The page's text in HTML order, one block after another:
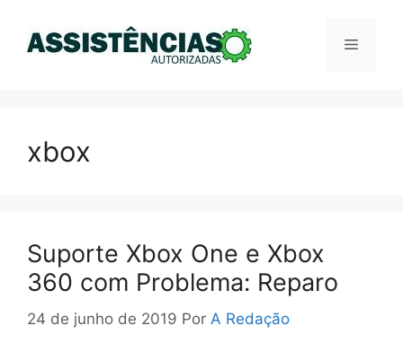
Menu
xbox
Suporte Xbox One e Xbox
360 com Problema: Reparo
24 de junho de 2019 Por A Redação